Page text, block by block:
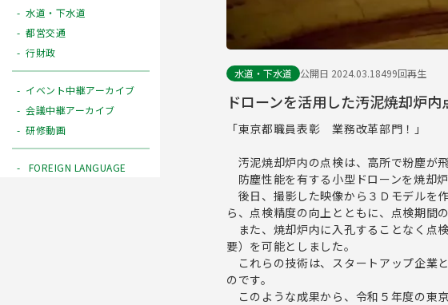
水道・下水道
都営交通
行財政
イベント中継アーカイブ
会議中継アーカイブ
研修動画
FOREIGN LANGUAGE
水道・下水道 公開日 2024.03.18499回再生
ドローンを活用した汚泥焼却炉内
「東京都職員表彰 業務改革部門！」
汚泥焼却炉内の点検は、高所で粉塵が
防塵性能を有する小型ドローンを焼却
後日、撮影した映像から３Ｄモデルを
ら、点検精度の向上とともに、点検期間
また、焼却炉内に入孔することなく点
要）を可能としました。
これらの技術は、スタートアップ企業
のです。
このような成果から、令和５年度の東